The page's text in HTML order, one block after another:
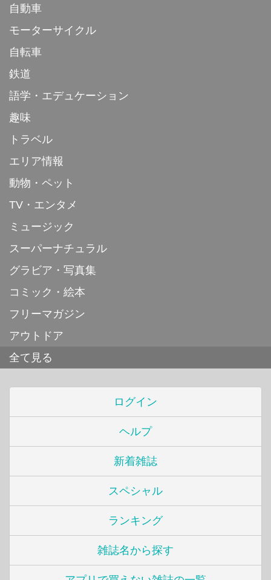
自動車
モーターサイクル
自転車
鉄道
語学・エデュケーション
趣味
トラベル
エリア情報
動物・ペット
TV・エンタメ
ミュージック
スーパーナチュラル
グラビア・写真集
コミック・絵本
フリーマガジン
アウトドア
全て見る
ログイン
ヘルプ
新着雑誌
スペシャル
ランキング
雑誌名から探す